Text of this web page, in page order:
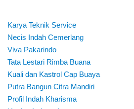
Karya Teknik Service
Necis Indah Cemerlang
Viva Pakarindo
Tata Lestari Rimba Buana
Kuali dan Kastrol Cap Buaya
Putra Bangun Citra Mandiri
Profil Indah Kharisma